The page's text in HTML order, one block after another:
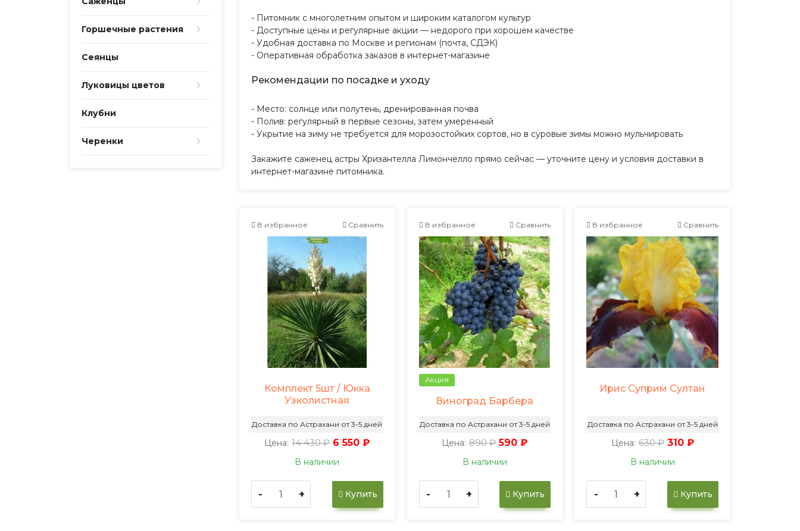
Горшечные растения
Сеянцы
Луковицы цветов
Клубни
Черенки
- Питомник с многолетним опытом и широким каталогом культур
- Доступные цены и регулярные акции — недорого при хорошем качестве
- Удобная доставка по Москве и регионам (почта, СДЭК)
- Оперативная обработка заказов в интернет-магазине
Рекомендации по посадке и уходу
- Место: солнце или полутень, дренированная почва
- Полив: регулярный в первые сезоны, затем умеренный
- Укрытие на зиму не требуется для морозостойких сортов, но в суровые зимы можно мульчировать
Закажите саженец астры Хризантелла Лимончелло прямо сейчас — уточните цену и условия доставки в
интернет-магазине питомника.
В избранное Сравнить
Комплект 5шт / Юкка
Узколистная
Доставка по Астрахани от 3-5 дней
Цена: 14 430 ₽ 6 550 ₽
В наличии
- + Купить
В избранное Сравнить
Акция
Виноград Барбера
Доставка по Астрахани от 3-5 дней
Цена: 890 ₽ 590 ₽
В наличии
- + Купить
В избранное Сравнить
Ирис Суприм Султан
Доставка по Астрахани от 3-5 дней
Цена: 630 ₽ 310 ₽
В наличии
- + Купить